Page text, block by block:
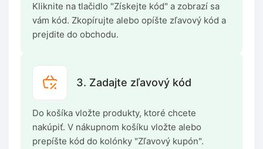
Kliknite na tlačidlo "Získejte kód" a zobrazí sa
vám kód. Zkopírujte alebo opíšte zľavový kód a
prejdite do obchodu.
3. Zadajte zľavový kód
Do košíka vložte produkty, ktoré chcete
nakúpiť. V nákupnom košíku vložte alebo
prepíšte kód do kolónky "Zľavový kupón".